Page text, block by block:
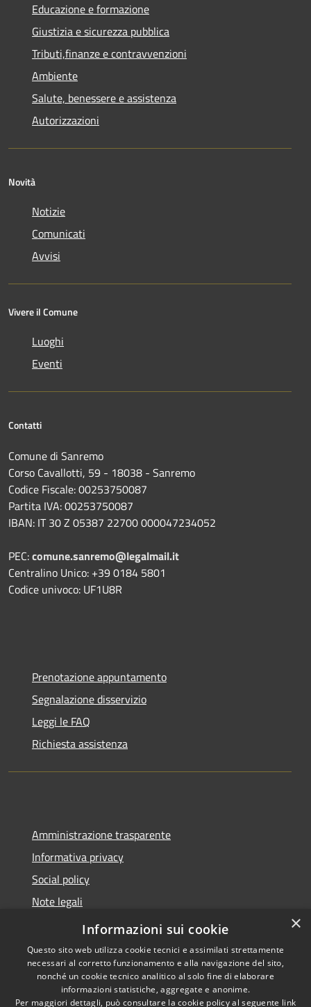
Educazione e formazione
Giustizia e sicurezza pubblica
Tributi,finanze e contravvenzioni
Ambiente
Salute, benessere e assistenza
Autorizzazioni
Novità
Notizie
Comunicati
Avvisi
Vivere il Comune
Luoghi
Eventi
Contatti
Comune di Sanremo
Corso Cavallotti, 59 - 18038 - Sanremo
Codice Fiscale: 00253750087
Partita IVA: 00253750087
IBAN: IT 30 Z 05387 22700 000047234052
PEC:comune.sanremo@legalmail.it
Centralino Unico: +39 0184 5801
Codice univoco: UF1U8R
Prenotazione appuntamento
Segnalazione disservizio
Leggi le FAQ
Richiesta assistenza
Amministrazione trasparente
Informativa privacy
Social policy
Note legali
Dichiarazione di accessibilità
Copyright © 2026 • Comune di
×
Informazioni sui cookie
Questo sito web utilizza cookie tecnici e assimilati strettamente
necessari al corretto funzionamento e alla navigazione del sito,
nonché un cookie tecnico analitico al solo fine di elaborare
informazioni statistiche, aggregate e anonime.
Per maggiori dettagli, può consultare la cookie policy al seguente link